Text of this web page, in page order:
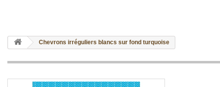
Chevrons irréguliers blancs sur fond turquoise